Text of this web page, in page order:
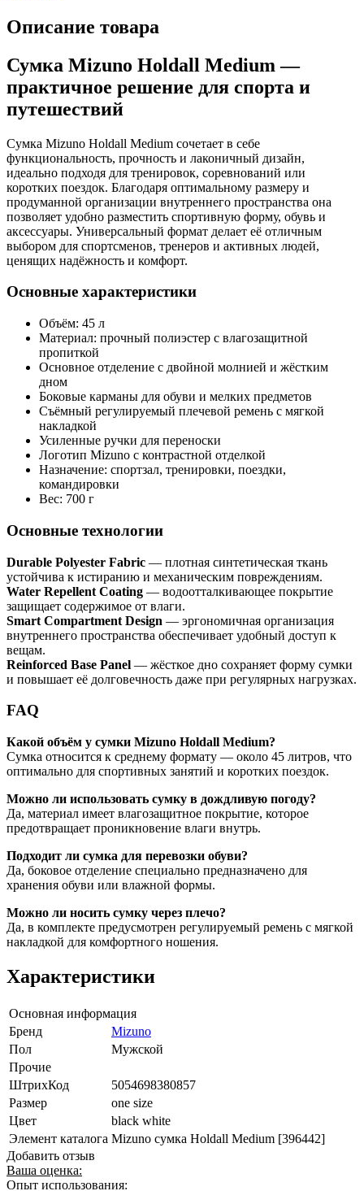
Описание товара
Сумка Mizuno Holdall Medium —
практичное решение для спорта и
путешествий
Сумка Mizuno Holdall Medium сочетает в себе
функциональность, прочность и лаконичный дизайн,
идеально подходя для тренировок, соревнований или
коротких поездок. Благодаря оптимальному размеру и
продуманной организации внутреннего пространства она
позволяет удобно разместить спортивную форму, обувь и
аксессуары. Универсальный формат делает её отличным
выбором для спортсменов, тренеров и активных людей,
ценящих надёжность и комфорт.
Основные характеристики
Объём: 45 л
Материал: прочный полиэстер с влагозащитной
пропиткой
Основное отделение с двойной молнией и жёстким
дном
Боковые карманы для обуви и мелких предметов
Съёмный регулируемый плечевой ремень с мягкой
накладкой
Усиленные ручки для переноски
Логотип Mizuno с контрастной отделкой
Назначение: спортзал, тренировки, поездки,
командировки
Вес: 700 г
Основные технологии
Durable Polyester Fabric — плотная синтетическая ткань
устойчива к истиранию и механическим повреждениям.
Water Repellent Coating — водоотталкивающее покрытие
защищает содержимое от влаги.
Smart Compartment Design — эргономичная организация
внутреннего пространства обеспечивает удобный доступ к
вещам.
Reinforced Base Panel — жёсткое дно сохраняет форму сумки
и повышает её долговечность даже при регулярных нагрузках.
FAQ
Какой объём у сумки Mizuno Holdall Medium?
Сумка относится к среднему формату — около 45 литров, что
оптимально для спортивных занятий и коротких поездок.
Можно ли использовать сумку в дождливую погоду?
Да, материал имеет влагозащитное покрытие, которое
предотвращает проникновение влаги внутрь.
Подходит ли сумка для перевозки обуви?
Да, боковое отделение специально предназначено для
хранения обуви или влажной формы.
Можно ли носить сумку через плечо?
Да, в комплекте предусмотрен регулируемый ремень с мягкой
накладкой для комфортного ношения.
Характеристики
Основная информация
Бренд
Mizuno
Пол
Мужской
Прочие
ШтрихКод
5054698380857
Размер
one size
Цвет
black white
Элемент каталога Mizuno сумка Holdall Medium [396442]
Добавить отзыв
Ваша оценка:
Опыт использования: